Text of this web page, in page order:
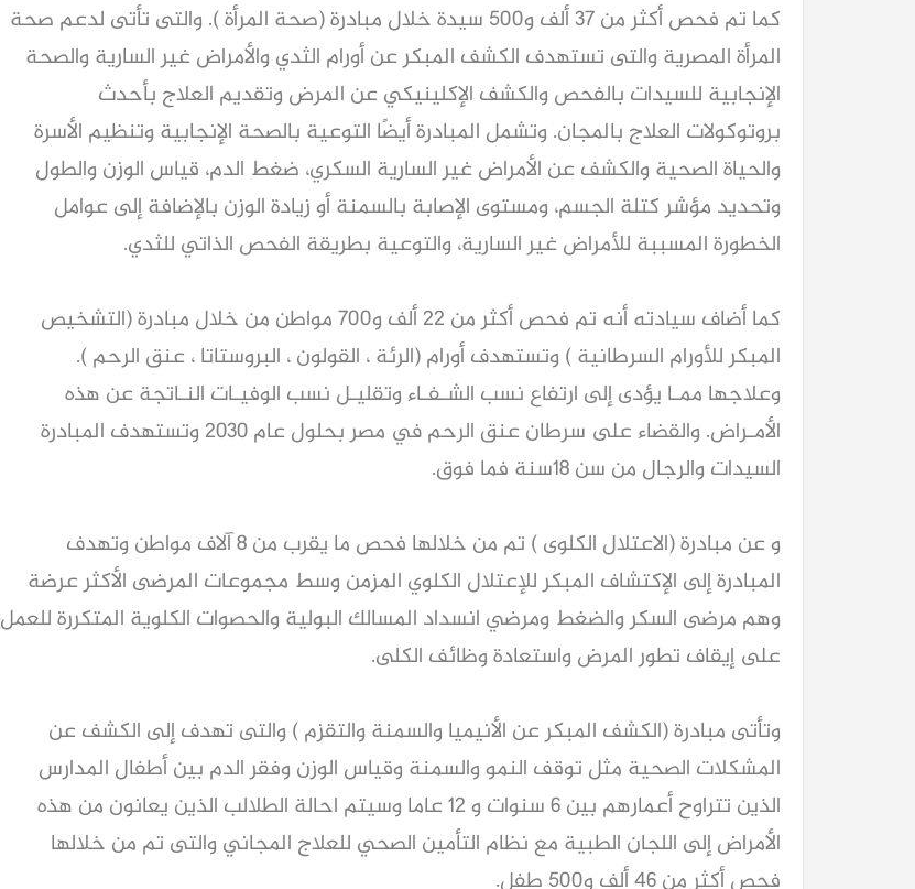
كما تم فحص أكثر من 37 ألف و500 سيدة خلال مبادرة (صحة المرأة ). والتى تأتى لدعم صحة
المرأة المصرية والتى تستهدف الكشف المبكر عن أورام الثدي والأمراض غير السارية والصحة
الإنجابية للسيدات بالفحص والكشف الإكلينيكي عن المرض وتقديم العلاج بأحدث
بروتوكولات العلاج بالمجان. وتشمل المبادرة أيضًا التوعية بالصحة الإنجابية وتنظيم الأسرة
والحياة الصحية والكشف عن الأمراض غير السارية السكري، ضغط الدم، قياس الوزن والطول
وتحديد مؤشر كتلة الجسم، ومستوى الإصابة بالسمنة أو زيادة الوزن بالإضافة إلى عوامل
الخطورة المسببة للأمراض غير السارية، والتوعية بطريقة الفحص الذاتي للثدي.
كما أضاف سيادته أنه تم فحص أكثر من 22 ألف و700 مواطن من خلال مبادرة (التشخيص
المبكر للأورام السرطانية ) وتستهدف أورام (الرئة ، القولون ، البروستاتا ، عنق الرحم ).
وعلاجها ممـا يؤدى إلى ارتفاع نسب الشـفـاء وتقليـل نسب الوفيـات النـاتجة عن هذه
الأمـراض. والقضاء على سرطان عنق الرحم في مصر بحلول عام ٢٠٣٠ وتستهدف المبادرة
السيدات والرجال من سن 18سنة فما فوق.
و عن مبادرة (الاعتلال الكلوى ) تم من خلالها فحص ما يقرب من 8 آلاف مواطن وتهدف
المبادرة إلى الإكتشاف المبكر للإعتلال الكلوي المزمن وسط مجموعات المرضى الأكثر عرضة
وهم مرضى السكر والضغط ومرضي انسداد المسالك البولية والحصوات الكلوية المتكررة للعمل
على إيقاف تطور المرض واستعادة وظائف الكلى.
وتأتى مبادرة (الكشف المبكر عن الأنيميا والسمنة والتقزم ) والتى تهدف إلى الكشف عن
المشكلات الصحية مثل توقف النمو والسمنة وقياس الوزن وفقر الدم بين أطفال المدارس
الذين تتراوح أعمارهم بين 6 سنوات و 12 عاما وسيتم احالة الطلالب الذين يعانون من هذه
الأمراض إلى اللجان الطبية مع نظام التأمين الصحي للعلاج المجاني والتى تم من خلالها
فحص أكثر من 46 ألف و500 طفل.